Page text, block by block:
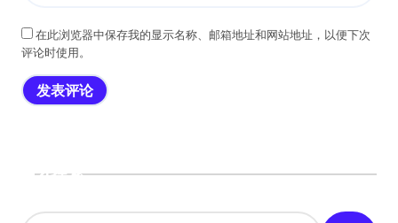
在此浏览器中保存我的显示名称、邮箱地址和网站地址，以便下次
评论时使用。
搜索